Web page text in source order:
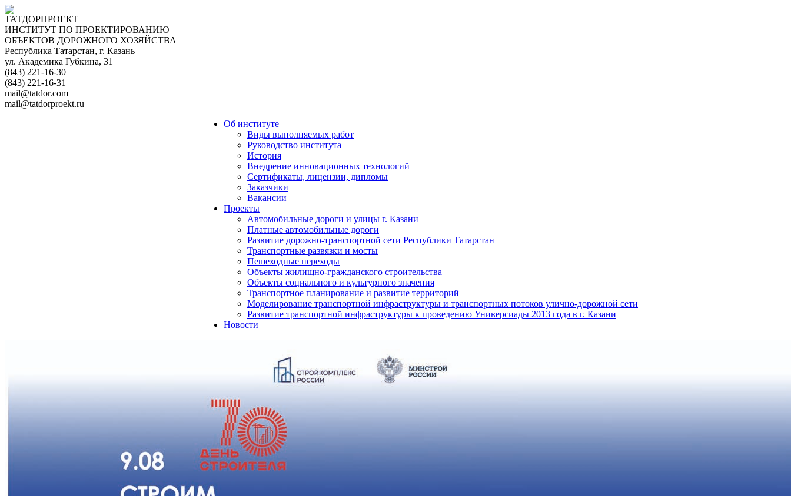
ТАТДОРПРОЕКТ
ИНСТИТУТ ПО ПРОЕКТИРОВАНИЮ
ОБЪЕКТОВ ДОРОЖНОГО ХОЗЯЙСТВА
Республика Татарстан, г. Казань
ул. Академика Губкина, 31
(843) 221-16-30
(843) 221-16-31
mail@tatdor.com
mail@tatdorproekt.ru
Об институте
Виды выполняемых работ
Руководство института
История
Внедрение инновационных технологий
Сертификаты, лицензии, дипломы
Заказчики
Вакансии
Проекты
Автомобильные дороги и улицы г. Казани
Платные автомобильные дороги
Развитие дорожно-транспортной сети Республики Татарстан
Транспортные развязки и мосты
Пешеходные переходы
Объекты жилищно-гражданского строительства
Объекты социального и культурного значения
Транспортное планирование и развитие территорий
Моделирование транспортной инфраструктуры и транспортных потоков улично-дорожной сети
Развитие транспортной инфраструктуры к проведению Универсиады 2013 года в г. Казани
Новости